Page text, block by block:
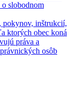
slobodnom
pokynov, inštrukcií,
ktorých obec koná
práva a
osôb